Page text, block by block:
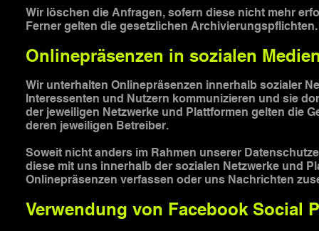
Wir löschen die Anfragen, sofern diese nicht mehr
Ferner gelten die gesetzlichen Archivierungspflichten.
Onlinepräsenzen in sozialen
Wir unterhalten Onlinepräsenzen innerhalb sozialer
Interessenten und Nutzern kommunizieren und sie
der jeweiligen Netzwerke und Plattformen gelten die
deren jeweiligen Betreiber.
Soweit nicht anders im Rahmen unserer
diese mit uns innerhalb der sozialen Netzwerke und
Onlinepräsenzen verfassen oder uns Nachrichten
Verwendung von Facebook Social